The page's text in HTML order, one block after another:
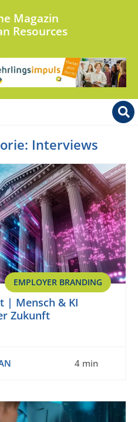
Magazin
Resources
Interviews
EMPLOYER BRANDING
| Mensch & KI
Zukunft
4 min